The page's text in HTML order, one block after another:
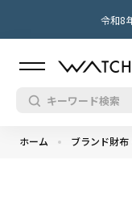
令和8
ホーム ブランド財布